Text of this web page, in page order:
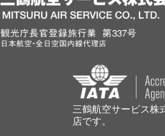
三鶴航空サービス株
店です。